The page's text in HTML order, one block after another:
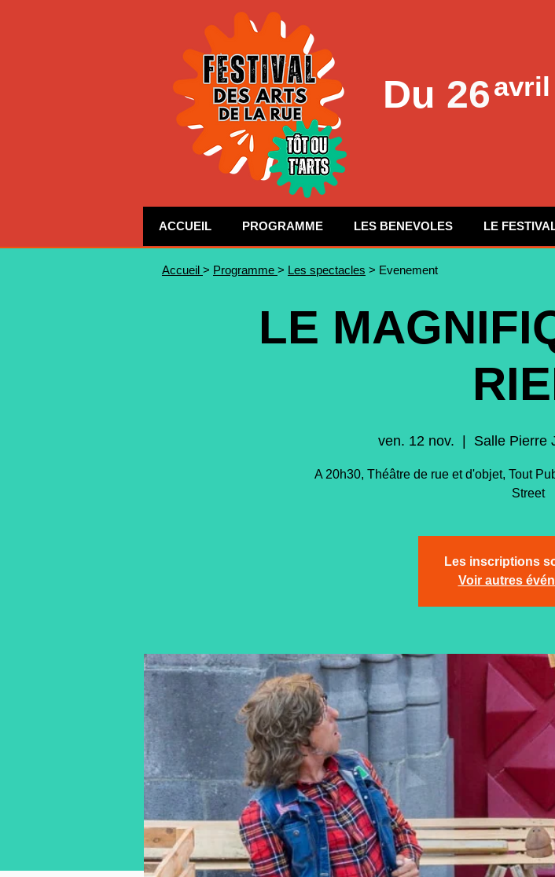
Du 26avril
ACCUEIL PROGRAMME LES BENEVOLES LE
LE
ven. 12 nov. Salle Pierre
A 20h30, Théâtre de rue et d'objet, Tout
Street
Les inscriptions
Voir autres
Accueil > Programme > Les spectacles > Evenement